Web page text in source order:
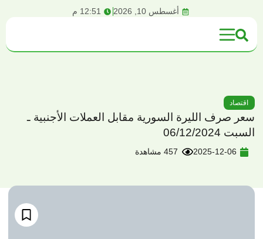
أغسطس 10, 2026 12:51 م
اقتصاد
سعر صرف الليرة السورية مقابل العملات الأجنبية ـ
السبت 06/12/2024
2025-12-06 457 مشاهدة